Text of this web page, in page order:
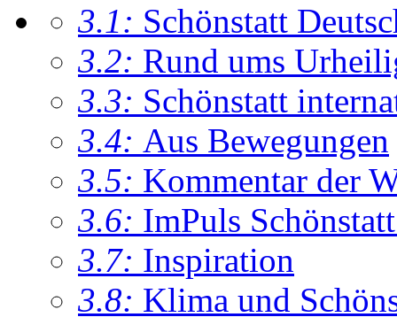
3.1: Schönstatt
3.2: Rund ums
3.3: Schönstatt
3.4: Aus Bewegungen
3.5: Kommentar der
3.6: ImPuls
3.7: Inspiration
3.8: Klima und